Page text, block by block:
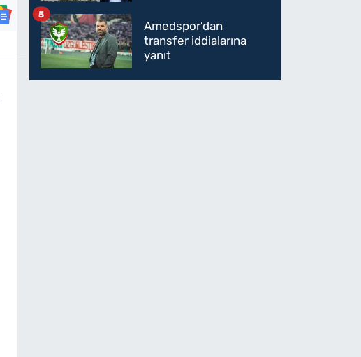
Amedspor’dan
transfer iddialarına
yanıt
5